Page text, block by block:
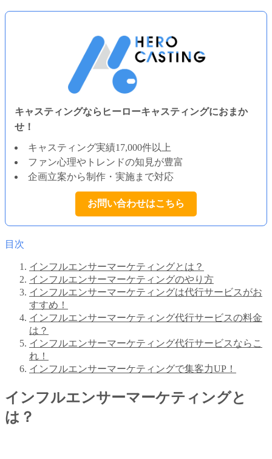
キャスティングならヒーローキャスティングにおまか
せ！
キャスティング実績17,000件以上
ファン心理やトレンドの知見が豊富
企画立案から制作・実施まで対応
お問い合わせはこちら
目次
インフルエンサーマーケティングとは？
インフルエンサーマーケティングのやり方
インフルエンサーマーケティングは代行サービスがお
すすめ！
インフルエンサーマーケティング代行サービスの料金
は？
インフルエンサーマーケティング代行サービスならこ
れ！
インフルエンサーマーケティングで集客力UP！
インフルエンサーマーケティングと
は？